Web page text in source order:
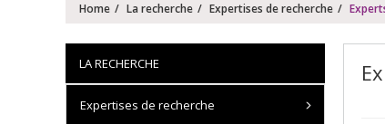
Home La recherche Expertises de recherche
LA RECHERCHE
Expertises de recherche